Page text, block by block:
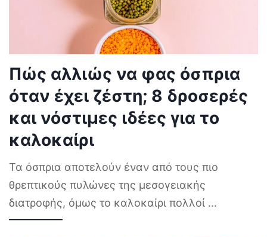
Πώς αλλιώς να φας όσπρια
όταν έχει ζέστη; 8 δροσερές
και νόστιμες ιδέες για το
καλοκαίρι
Τα όσπρια αποτελούν έναν από τους πιο
θρεπτικούς πυλώνες της μεσογειακής
διατροφής, όμως το καλοκαίρι πολλοί ...